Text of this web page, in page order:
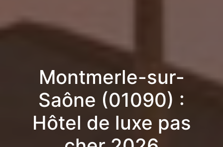
Montmerle-sur-
Saône (01090) :
Hôtel de luxe pas